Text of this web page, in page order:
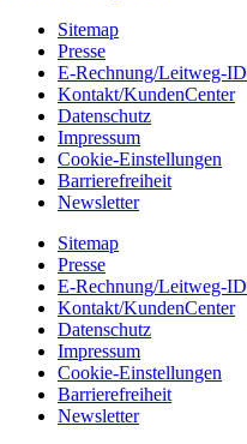
Sitemap
Presse
E-Rechnung/Leitweg-ID
Kontakt/KundenCenter
Datenschutz
Impressum
Cookie-Einstellungen
Barrierefreiheit
Newsletter
Sitemap
Presse
E-Rechnung/Leitweg-ID
Kontakt/KundenCenter
Datenschutz
Impressum
Cookie-Einstellungen
Barrierefreiheit
Newsletter